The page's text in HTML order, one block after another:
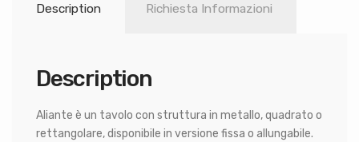
Description Richiesta Informazioni
Description
Aliante è un tavolo con struttura in metallo, quadrato o
rettangolare, disponibile in versione fissa o allungabile.